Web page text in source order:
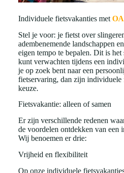
Individuele fietsvakanties met
Stel je voor: je fietst over
adembenemende landschappen
eigen tempo te bepalen. Dit is
kunt verwachten tijdens een
je op zoek bent naar een
fietservaring, dan zijn individuele
keuze.
Fietsvakantie: alleen of samen
Er zijn verschillende redenen
de voordelen ontdekken van een
Wij benoemen er drie:
Vrijheid en flexibiliteit
Op onze individuele